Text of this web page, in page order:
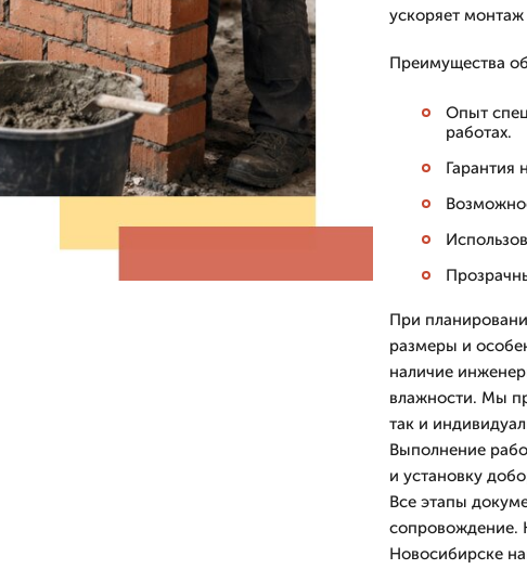
ускоряет
Преимущества
Опыт
работах.
Гарантия
При
размеры и
наличие
влажности. Мы
так и
Выполнение
и установку
Все этапы
сопровождение.
Новосибирске